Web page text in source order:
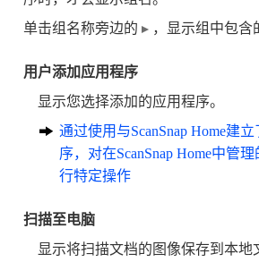
单击组名称旁边的
，显示组中包含
用户添加应用程序
显示您选择添加的应用程序。
通过使用与ScanSnap Home建
序，对在ScanSnap Home中管
行特定操作
扫描至电脑
显示将扫描文档的图像保存到本地